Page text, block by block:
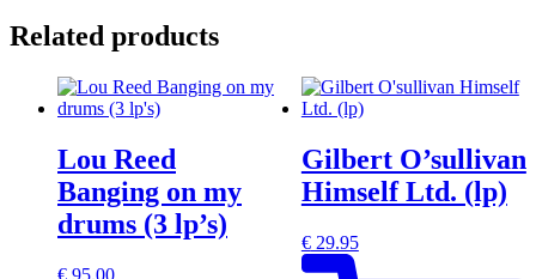
Related products
Lou Reed
Banging on my
drums (3 lp’s)
Gilbert O’sullivan
Himself Ltd. (lp)
€29.95